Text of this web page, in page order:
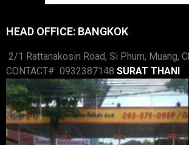
HEAD OFFICE: BANGKOK
2/1 Rattanakosin Road, Si Phum, Muang,
CONTACT# 0932387148 SURAT THANI